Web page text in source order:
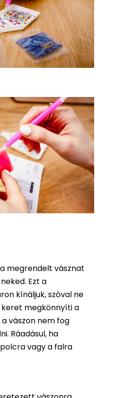
megrendelt vásznat
Ezt a
kínáljuk, szóval ne
keret megkönnyíti a
vászon nem fog
Ráadásul, ha
vagy a falra